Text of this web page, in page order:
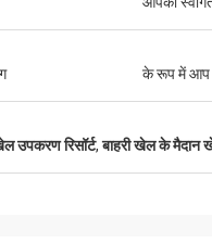
के रूप में आप
उपकरण रिसॉर्ट,बाहरी खेल के